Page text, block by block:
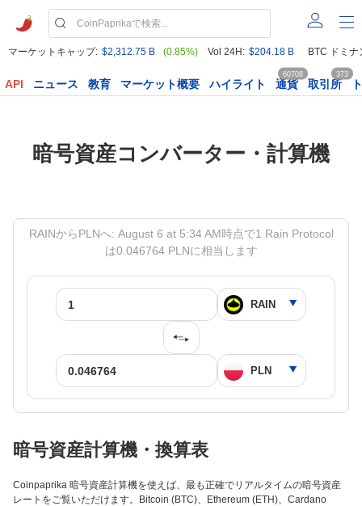
マーケットキャップ: $2,312.75 B (0.85%) Vol 24H: $204.18 B BTC ドミナ
API ニュース 教育 マーケット概要 ハイライト 通貨
60708
取引所
373
暗号資産コンバーター・計算機
RAINからPLNへ: August 6 at 5:34 AM時点で1 Rain Protocol
は0.046764 PLNに相当します
暗号資産計算機・換算表
Coinpaprika 暗号資産計算機を使えば、最も正確でリアルタイムの暗号資産
レートをご覧いただけます。Bitcoin (BTC)、Ethereum (ETH)、Cardano